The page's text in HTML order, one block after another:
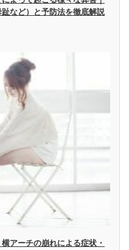
など）と予防法を徹底解説
アーチの崩れによる症状・